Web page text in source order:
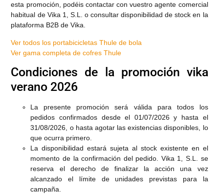
esta promoción, podéis contactar con vuestro agente comercial
habitual de Vika 1, S.L. o consultar disponibilidad de stock en la
plataforma B2B de Vika.
Ver todos los portabicicletas Thule de bola
Ver gama completa de cofres Thule
Condiciones de la promoción vika
verano 2026
La presente promoción será válida para todos los
pedidos confirmados desde el 01/07/2026 y hasta el
31/08/2026, o hasta agotar las existencias disponibles, lo
que ocurra primero.
La disponibilidad estará sujeta al stock existente en el
momento de la confirmación del pedido. Vika 1, S.L. se
reserva el derecho de finalizar la acción una vez
alcanzado el límite de unidades previstas para la
campaña.